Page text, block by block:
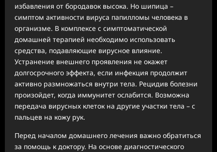
избавления от бородавок высока. Но шипица –
симптом активности вируса папилломы человека в
организме. В комплексе с симптоматической
домашней терапией необходимо использовать
средства, подавляющие вирусное влияние.
Устранение внешнего проявления не окажет
долгосрочного эффекта, если инфекция продолжит
активно размножаться внутри тела. Рецидив болезни
произойдет, когда иммунитет ослабится. Возможна
передача вирусных клеток на другие участки тела – с
пальцев на кожу рук.
Перед началом домашнего лечения важно обратиться
за помощь к доктору. На основе диагностического